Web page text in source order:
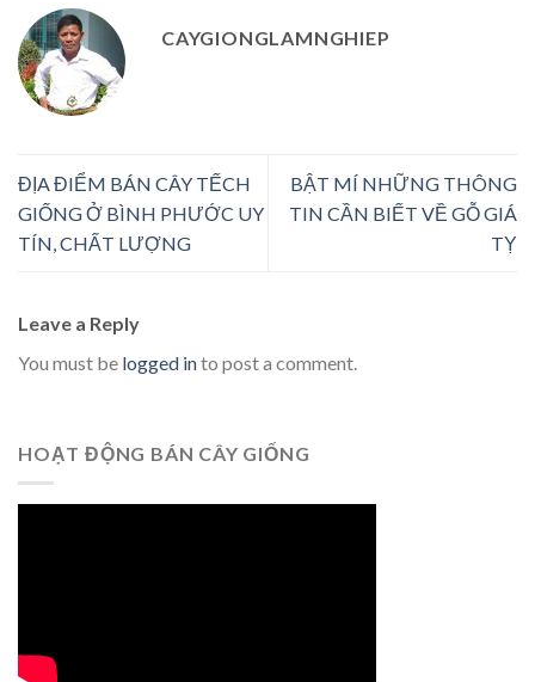
CAYGIONGLAMNGHIEP
ĐỊA ĐIỂM BÁN CÂY TẾCH
GIỐNG Ở BÌNH PHƯỚC UY
TÍN, CHẤT LƯỢNG
BẬT MÍ NHỮNG THÔNG
TIN CẦN BIẾT VỀ GỖ GIÁ
TỴ
Leave a Reply
You must be logged into post a comment.
HOẠT ĐỘNG BÁN CÂY GIỐNG